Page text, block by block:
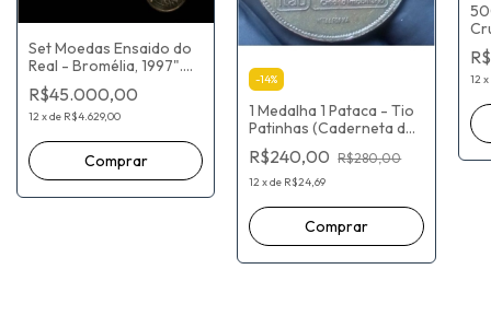
Set Moedas Ensaido do
Real - Bromélia, 1997".
Ensaio produzido pela
CASA DA MOEDA
R$45.000,00
12 xde R$4.629,00
-14%
1 Medalha 1 Pataca - Tio
Patinhas (Caderneta de
Poupança Itaú) País
BRASIL
R$240,00 R$280,00
12 xde R$24,69
12 x